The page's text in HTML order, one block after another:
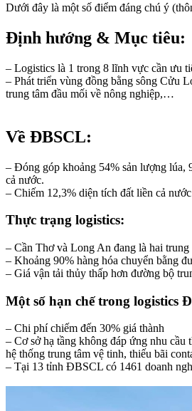
Dưới đây là một số điểm đáng chú ý
Định hướng & Mục tiêu:
– Logistics là 1 trong 8 lĩnh vực cần ưu
– Phát triển vùng đồng bằng sông Cửu
trung tâm đầu mối về nông nghiệp,…
Về ĐBSCL:
– Đóng góp khoảng 54% sản lượng lúa,
cả nước.
– Chiếm 12,3% diện tích đất liền cả
Thực trạng logistics:
– Cần Thơ và Long An đang là hai
– Khoảng 90% hàng hóa chuyển bằng
– Giá vận tải thủy thấp hơn đường bộ
Một số hạn chế trong logistics
– Chi phí chiếm đến 30% giá thành
– Cơ sở hạ tầng không đáp ứng nhu cầu
hệ thống trung tâm vệ tinh, thiếu bãi
– Tại 13 tỉnh ĐBSCL có 1461 doanh